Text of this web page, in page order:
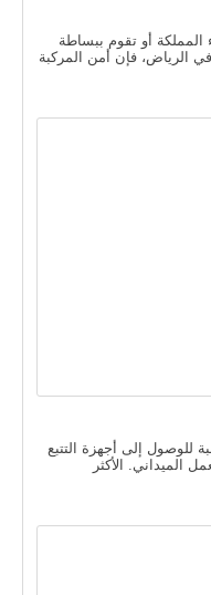
المملكة أو تقوم ببساطة
الرياض، فإن أمن المركبة
للوصول إلى أجهزة التتبع
الميداني. الأكثر